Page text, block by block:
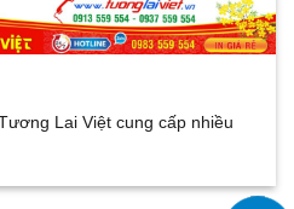
Lai Việt cung cấp nhiều